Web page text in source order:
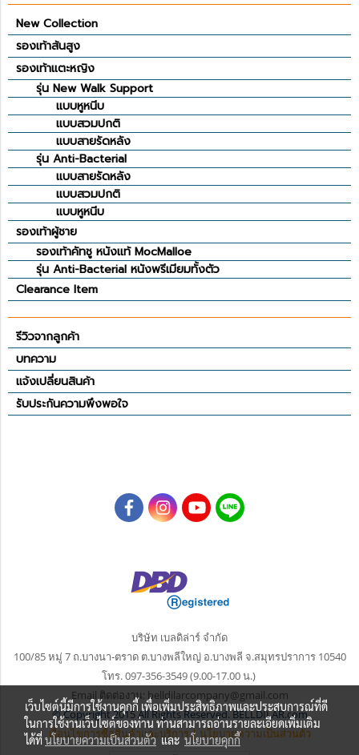
New Collection
รองเท้าส้นสูง
รองเท้าแตะหญิง
รุ่น New Walk Support
แบบหูหนีบ
แบบสวมปกติ
แบบสายรัดหลัง
รุ่น Anti-Bacterial
แบบสายรัดหลัง
แบบสวมปกติ
แบบหูหนีบ
รองเท้าผู้ชาย
รองเท้าคัทชู หนังแท้ MocMalloe
รุ่น Anti-Bacterial หนังพรีเมียมทั้งตัว
Clearance Item
รีวิวจากลูกค้า
บทความ
แจ้งเปลี่ยนสินค้า
รับประกันความพึงพอใจ
บริษัท เบลดิล่าร์ จำกัด
100/85 หมู่ 7 ถ.บางนา-ตราด ต.บางพลีใหญ่ อ.บางพลี จ.สมุทรปราการ 10540
โทร. 097-356-3549 (9.00-17.00 น.)
Email ติดต่องาน: belldilarcompany@gmail.com
© Copyright 2015 All Rights Reserved. BELLDILAR.com
เงื่อนไขการซื้อสินค้าและบริการ| นโยบายความเป็นส่วนตัว
เว็บไซต์นี้มีการใช้งานคุกกี้ เพื่อเพิ่มประสิทธิภาพและประสบการณ์ที่ดี
ในการใช้งานเว็บไซต์ของท่าน ท่านสามารถอ่านรายละเอียดเพิ่มเติม
ได้ที่นโยบายความเป็นส่วนตัวและนโยบายคุกกี้